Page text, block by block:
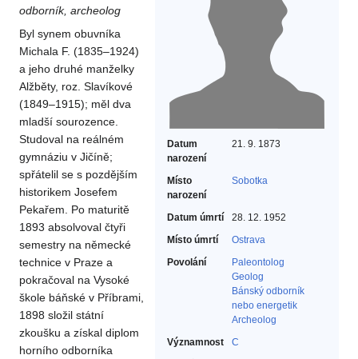
Datum
narození
21. 9. 1873
Místo
narození
Sobotka
Datum úmrtí
28. 12. 1952
Místo úmrtí
Ostrava
Povolání
Paleontolog‎
Geolog‎
Bánský odborník
nebo energetik‎
Archeolog‎
Významnost
C
odborník, archeolog
Byl synem obuvníka
Michala F. (1835–1924)
a jeho druhé manželky
Alžběty, roz. Slavíkové
(1849–1915); měl dva
mladší sourozence.
Studoval na reálném
gymnáziu v Jičíně;
spřátelil se s pozdějším
historikem Josefem
Pekařem. Po maturitě
1893 absolvoval čtyři
semestry na německé
technice v Praze a
pokračoval na Vysoké
škole báňské v Příbrami,
1898 složil státní
zkoušku a získal diplom
horního odborníka